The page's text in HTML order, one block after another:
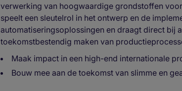
verwerking van hoogwaardige grondstoffen
speelt een sleutelrol in het ontwerp en de
automatiseringsoplossingen en draagt direct bij
toekomstbestendig maken van
Maak impact in een high-end internationale
Bouw mee aan de toekomst van slimme en